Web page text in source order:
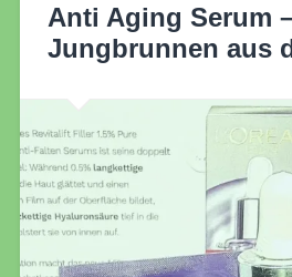
Anti Aging Serum
Jungbrunnen aus